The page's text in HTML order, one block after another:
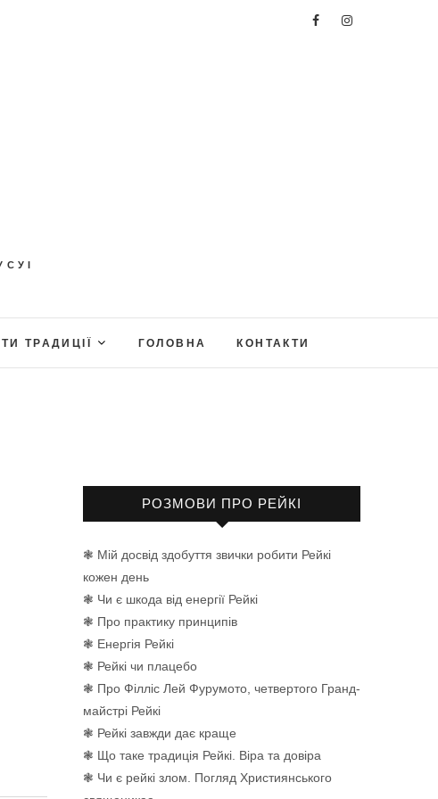
ТРАДИЦІЇ ГОЛОВНА КОНТАКТИ
РОЗМОВИ ПРО РЕЙКІ
❃ Мій досвід здобуття звички робити Рейкі
кожен день
❃ Чи є шкода від енергії Рейкі
❃ Про практику принципів
❃ Енергія Рейкі
❃ Рейкі чи плацебо
❃ Про Філліс Лей Фурумото, четвертого Гранд-
майстрі Рейкі
❃ Рейкі завжди дає краще
❃ Що таке традиція Рейкі. Віра та довіра
❃ Чи є рейкі злом. Погляд Християнського